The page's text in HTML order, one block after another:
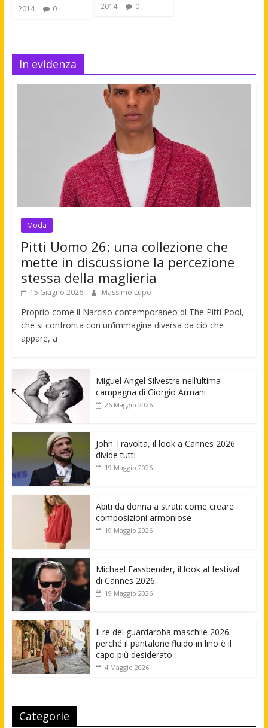
2014
0
2014
0
In evidenza
Moda
Pitti Uomo 26: una collezione che
mette in discussione la percezione
stessa della maglieria
15 Giugno 2026 Massimo Lupo
Proprio come il Narciso contemporaneo di The Pitti Pool,
che si confronta con un’immagine diversa da ciò che
appare, a
Miguel Angel Silvestre nell’ultima
campagna di Giorgio Armani
26 Maggio 2026
John Travolta, il look a Cannes 2026
divide tutti
19 Maggio 2026
Abiti da donna a strati: come creare
composizioni armoniose
19 Maggio 2026
Michael Fassbender, il look al festival
di Cannes 2026
19 Maggio 2026
Il re del guardaroba maschile 2026:
perché il pantalone fluido in lino è il
capo più desiderato
4 Maggio 2026
Categorie